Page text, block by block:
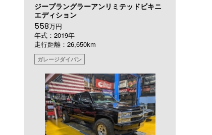
ジープラングラーアンリミテッドビキニ
エディション
558万円
年式：2019年
走行距離：26,650km
ガレージダイバン